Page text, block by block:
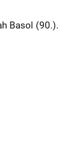
Basol (90.).